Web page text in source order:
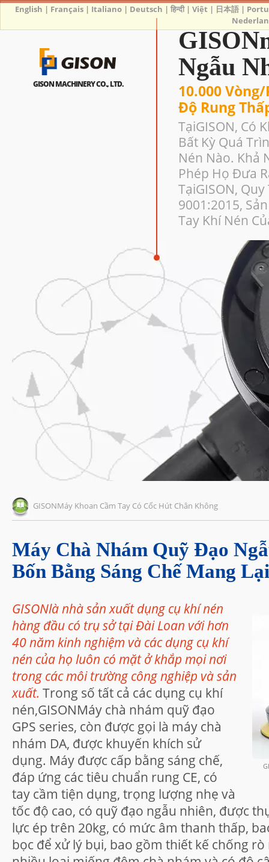
GISON MACHINERY CO., LTD.
Ngẫu
10.000
Độ Rung
TạiGISON, Có
Bất Kỳ Quá
Nén Nào. Khả
Phép Họ Đưa
TạiGISON,
9001:2015,
Tay Khí Nén
GISONMáy Khoan Cầm Tay Có Cốc Hút Chân Không
Máy Chà Nhám Quỹ Đạo
Bốn Bằng Sáng Chế Mang
GISONlà nhà sản xuất dụng cụ khí nén
hàng đầu có trụ sở tại Đài Loan với hơn
40 năm kinh nghiệm và các dụng cụ khí
nén của họ luôn có mặt ở khắp mọi nơi
trong các môi trường công nghiệp và sản
xuất. Trong số tất cả các dụng cụ khí
nén,GISONMáy chà nhám quỹ đạo
GPS series, còn được gọi là máy chà
nhám DA, được khuyến khích sử
dụng. Máy được cấp bằng sáng chế,
đáp ứng các tiêu chuẩn rung CE, có
tay cầm tiện dụng, trọng lượng nhẹ và
tốc độ cao, có quỹ đạo ngẫu nhiên, được
lực ép trên 20kg, có mức âm thanh thấp,
bọc để xử lý bụi, bao gồm thiết kế chống
English | Français | Italiano | Deutsch |हिन्दी|Việt | 日本語 |